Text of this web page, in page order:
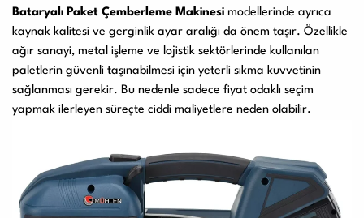
Bataryalı Paket Çemberleme Makinesi modellerinde ayrıca
kaynak kalitesi ve gerginlik ayar aralığı da önem taşır. Özellikle
ağır sanayi, metal işleme ve lojistik sektörlerinde kullanılan
paletlerin güvenli taşınabilmesi için yeterli sıkma kuvvetinin
sağlanması gerekir. Bu nedenle sadece fiyat odaklı seçim
yapmak ilerleyen süreçte ciddi maliyetlere neden olabilir.